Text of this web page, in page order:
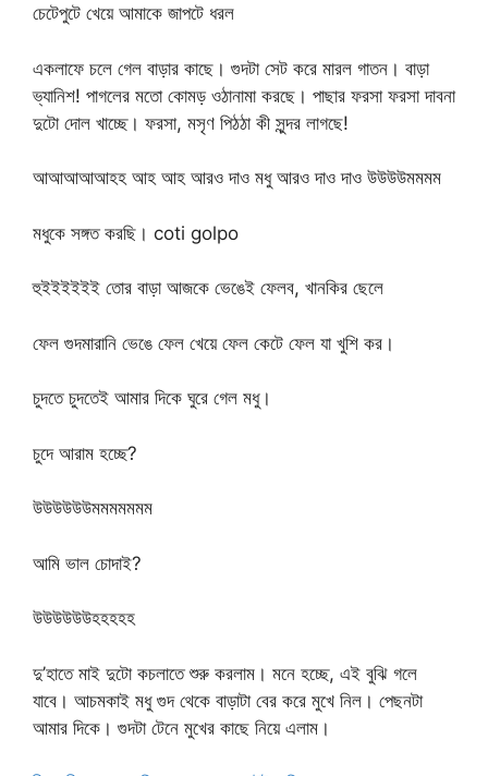
চেটেপুটে খেয়ে আমাকে জাপটে ধরল
একলাফে চলে গেল বাড়ার কাছে। গুদটা সেট করে মারল গাতন। বাড়া
ভ্যানিশ! পাগলের মতো কোমড় ওঠানামা করছে। পাছার ফরসা ফরসা দাবনা
দুটো দোল খাচ্ছে। ফরসা, মসৃণ পিঠঠা কী সুন্দর লাগছে!
আআআআআহহ আহ আহ আরও দাও মধু আরও দাও দাও উউউউমমমম
মধুকে সঙ্গত করছি। coti golpo
হুইইইইইই তোর বাড়া আজকে ভেঙেই ফেলব, খানকির ছেলে
ফেল গুদমারানি ভেঙে ফেল খেয়ে ফেল কেটে ফেল যা খুশি কর।
চুদতে চুদতেই আমার দিকে ঘুরে গেল মধু।
চুদে আরাম হচ্ছে?
উউউউউউমমমমমমম
আমি ভাল চোদাই?
উউউউউউহহহহহ
দু’হাতে মাই দুটো কচলাতে শুরু করলাম। মনে হচ্ছে, এই বুঝি গলে
যাবে। আচমকাই মধু গুদ থেকে বাড়াটা বের করে মুখে নিল। পেছনটা
আমার দিকে। গুদটা টেনে মুখের কাছে নিয়ে এলাম।